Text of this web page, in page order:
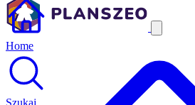
Home
Szukaj